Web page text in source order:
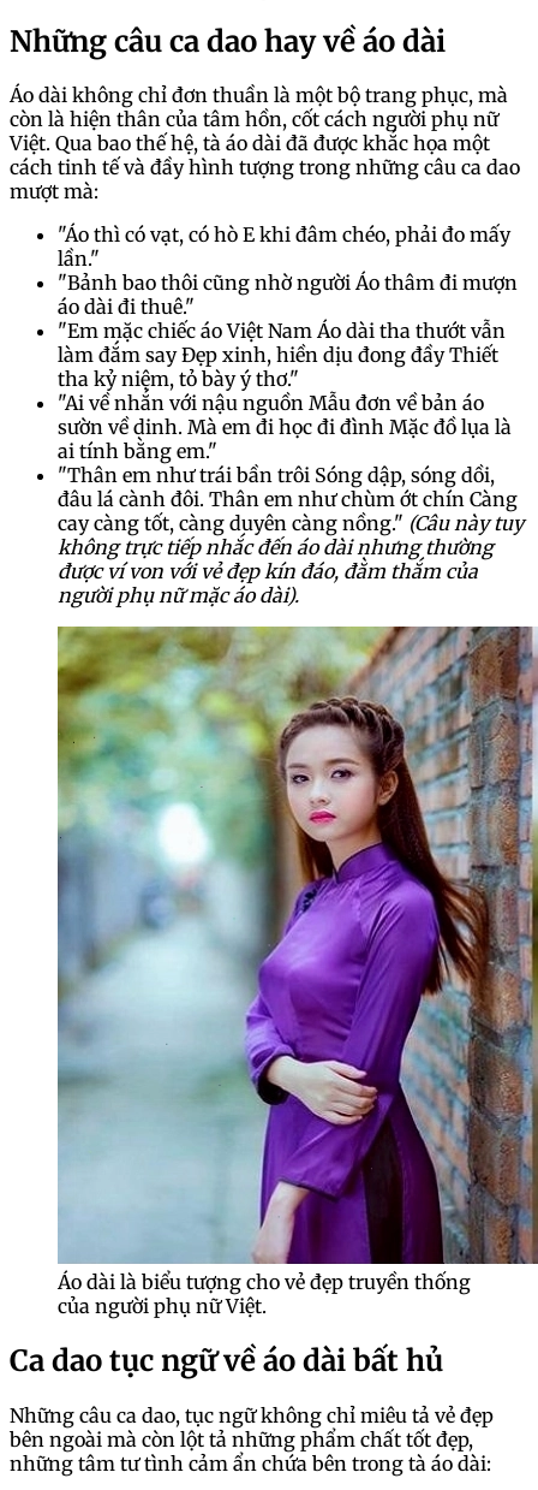
Những câu ca dao hay về áo dài
Áo dài không chỉ đơn thuần là một bộ trang phục, mà
còn là hiện thân của tâm hồn, cốt cách người phụ nữ
Việt. Qua bao thế hệ, tà áo dài đã được khắc họa một
cách tinh tế và đầy hình tượng trong những câu ca dao
mượt mà:
"Áo thì có vạt, có hò E khi đâm chéo, phải đo mấy
lần."
"Bảnh bao thôi cũng nhờ người Áo thâm đi mượn
áo dài đi thuê."
"Em mặc chiếc áo Việt Nam Áo dài tha thướt vẫn
làm đắm say Đẹp xinh, hiền dịu đong đầy Thiết
tha kỷ niệm, tỏ bày ý thơ."
"Ai về nhắn với nậu nguồn Mẫu đơn về bản áo
sườn về dinh. Mà em đi học đi đình Mặc đồ lụa là
ai tính bằng em."
"Thân em như trái bần trôi Sóng dập, sóng dồi,
đâu lá cành đôi. Thân em như chùm ớt chín Càng
cay càng tốt, càng duyên càng nồng." (Câu này tuy
không trực tiếp nhắc đến áo dài nhưng thường
được ví von với vẻ đẹp kín đáo, đằm thắm của
người phụ nữ mặc áo dài).
Áo dài là biểu tượng cho vẻ đẹp truyền thống
của người phụ nữ Việt.
Ca dao tục ngữ về áo dài bất hủ
Những câu ca dao, tục ngữ không chỉ miêu tả vẻ đẹp
bên ngoài mà còn lột tả những phẩm chất tốt đẹp,
những tâm tư tình cảm ẩn chứa bên trong tà áo dài: